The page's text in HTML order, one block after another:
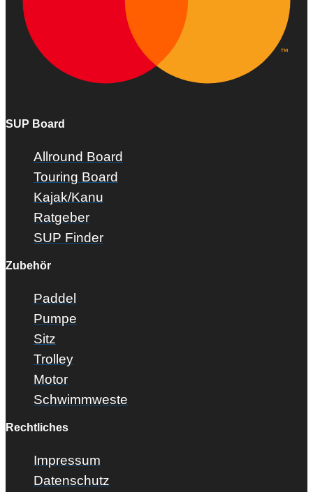
SUP Board
Allround Board
Touring Board
Kajak/Kanu
Ratgeber
SUP Finder
Zubehör
Paddel
Pumpe
Sitz
Trolley
Motor
Schwimmweste
Rechtliches
Impressum
Datenschutz